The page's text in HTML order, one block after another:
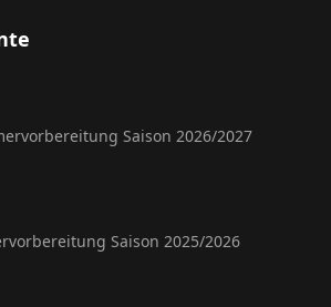
Saison 2026/2027
Saison 2025/2026